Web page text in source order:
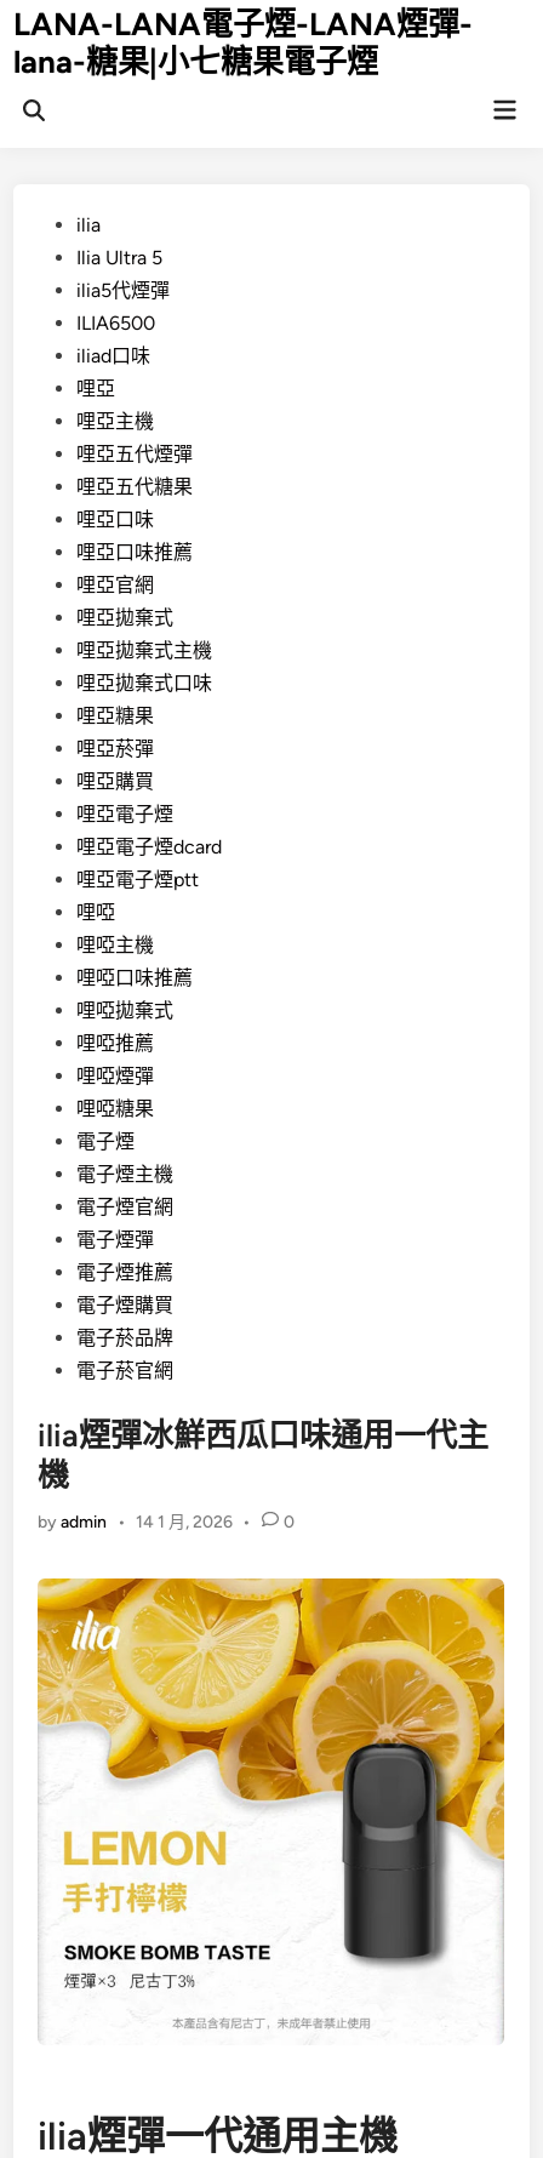
Skip
to
content
LANA-LANA電子煙-LANA煙彈-
lana-糖果|小七糖果電子煙
Open
Posted
ilia
Ilia Ultra 5
ilia5代煙彈
ILIA6500
iliad口味
哩亞
哩亞主機
哩亞五代煙彈
哩亞五代糖果
哩亞口味
哩亞口味推薦
哩亞官網
哩亞拋棄式
哩亞拋棄式主機
哩亞拋棄式口味
哩亞糖果
哩亞菸彈
哩亞購買
哩亞電子煙
哩亞電子煙dcard
哩亞電子煙ptt
哩啞
哩啞主機
哩啞口味推薦
哩啞拋棄式
哩啞推薦
哩啞煙彈
哩啞糖果
電子煙
電子煙主機
電子煙官網
電子煙彈
電子煙推薦
電子煙購買
電子菸品牌
電子菸官網
ilia煙彈冰鮮西瓜口味通用一代主
機
byadmin • 14 1 月, 2026 • 0
ilia煙彈一代通用主機